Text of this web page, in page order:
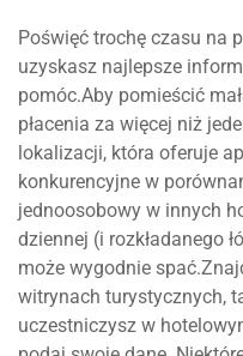
Poświęć trochę czasu na
uzyskasz najlepsze
pomóc.Aby pomieścić
płacenia za więcej niż
lokalizacji, która oferuje
konkurencyjne w
jednoosobowy w innych
dziennej (i rozkładanego
może wygodnie
witrynach turystycznych,
uczestniczysz w